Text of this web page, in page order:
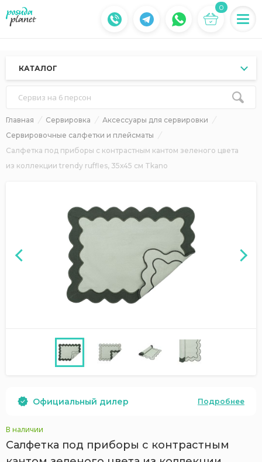
0
КАТАЛОГ
Сервиз на 6 персон
Главная Сервировка
Аксессуары для сервировки
Сервировочные салфетки и плейсматы
Салфетка под приборы с контрастным кантом зеленого цвета
из коллекции trendy ruffles, 35х45 см Tkano
Официальный дилер Подробнее
В наличии
Салфетка под приборы с контрастным